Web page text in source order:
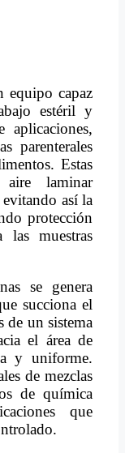
equipo capaz
estéril y
aplicaciones,
parenterales
Estas
laminar
así la
protección
muestras
se genera
succiona el
de un sistema
el área de
y uniforme.
de mezclas
de química
que